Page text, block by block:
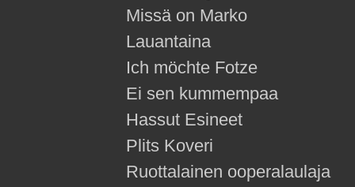
Missä on Marko
Lauantaina
Ich möchte Fotze
Ei sen kummempaa
Hassut Esineet
Plits Koveri
Ruottalainen ooperalaulaja